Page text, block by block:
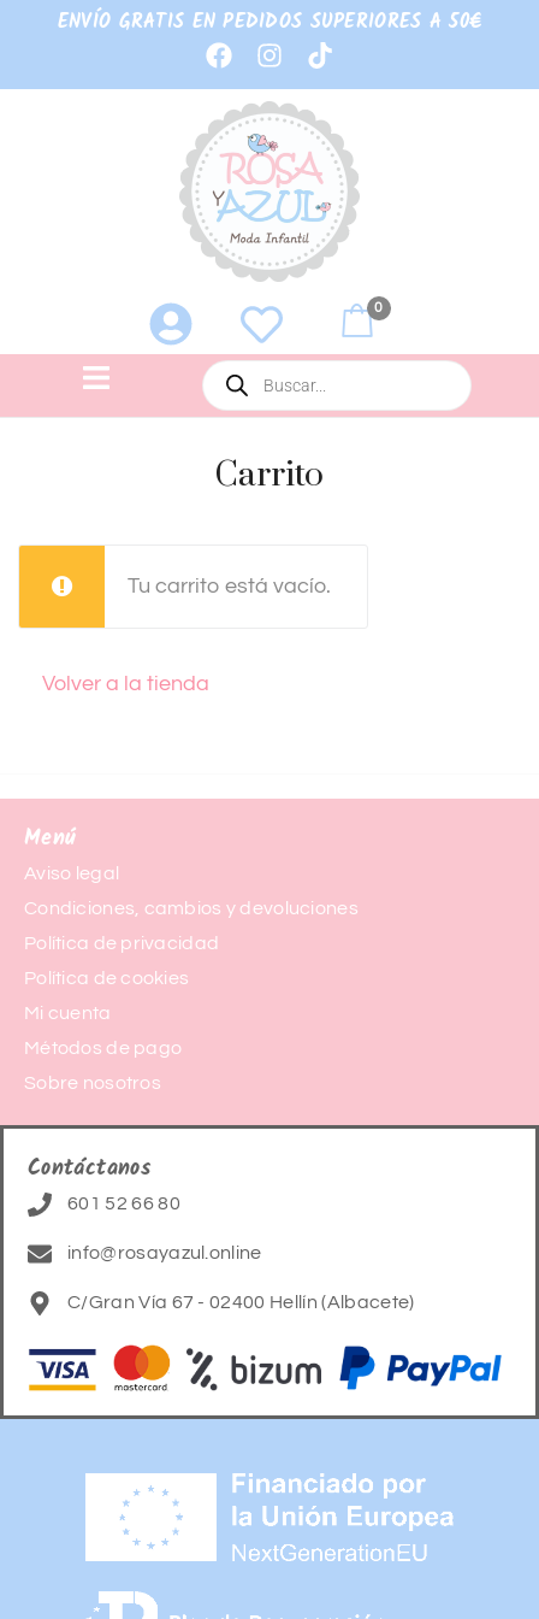
ENVÍO GRATIS EN PEDIDOS SUPERIORES A 50€
0
Carrito
Tu carrito está vacío.
Volver a la tienda
Menú
Aviso legal
Condiciones, cambios y devoluciones
Política de privacidad
Política de cookies
Mi cuenta
Métodos de pago
Sobre nosotros
Contáctanos
601 52 66 80
info@rosayazul.online
C/Gran Vía 67 - 02400 Hellín (Albacete)